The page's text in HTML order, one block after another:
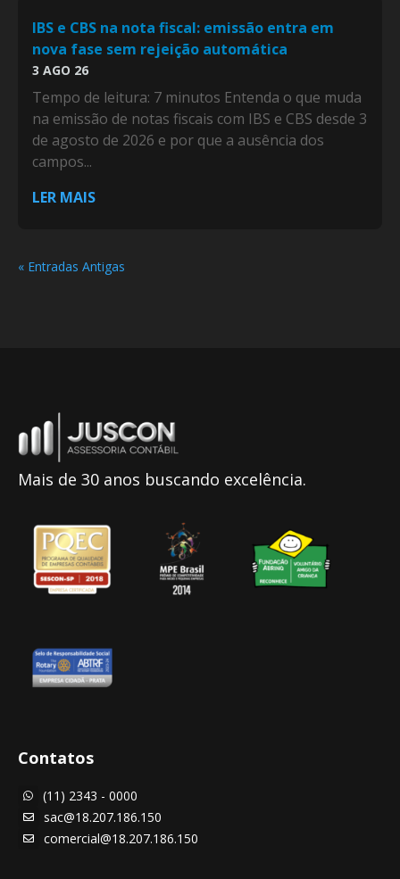
IBS e CBS na nota fiscal: emissão entra em
nova fase sem rejeição automática
3 AGO 26
Tempo de leitura: 7 minutos Entenda o que muda
na emissão de notas fiscais com IBS e CBS desde 3
de agosto de 2026 e por que a ausência dos
campos...
LER MAIS
« Entradas Antigas
Mais de 30 anos buscando excelência.
Contatos
 (11) 2343 - 0000
 sac@18.207.186.150
 comercial@18.207.186.150